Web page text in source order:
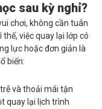
sau kỳ nghỉ?
chơi, không cần tuân
việc quay lại lớp có
lực hoặc đơn giản là
biến:
và thoải mái tận
quay lại lịch trình